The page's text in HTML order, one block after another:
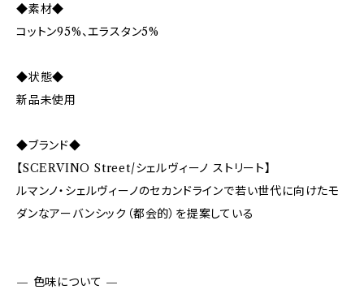
◆素材◆
コットン95%、エラスタン5%
◆状態◆
新品未使用
◆ブランド◆
【SCERVINO Street/シェルヴィーノ ストリート】
ルマンノ・シェルヴィーノのセカンドラインで若い世代に向けたモ
ダンなアーバンシック（都会的）を提案している
— 色味について —